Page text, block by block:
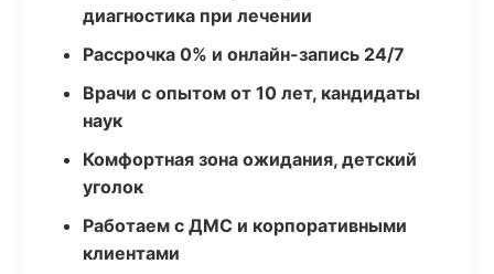
диагностика при лечении
Рассрочка 0% и онлайн-запись 24/7
Врачи с опытом от 10 лет, кандидаты
наук
Комфортная зона ожидания, детский
уголок
Работаем с ДМС и корпоративными
клиентами